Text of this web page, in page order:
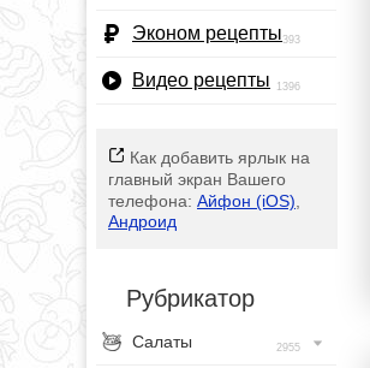
Эконом рецепты393
Видео рецепты 1396
Как добавить ярлык на
главный экран Вашего
телефона: Айфон (iOS)
Андроид
Рубрикатор
Салаты 2955